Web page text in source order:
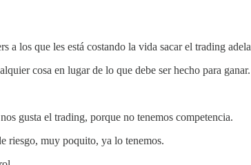
a los que les está costando la vida sacar el trading
cosa en lugar de lo que debe ser hecho para ganar.
gusta el trading, porque no tenemos competencia.
riesgo, muy poquito, ya lo tenemos.